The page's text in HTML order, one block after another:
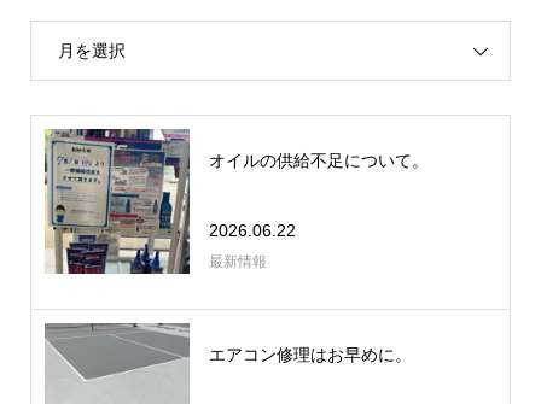
月を選択
オイルの供給不足について。
2026.06.22
最新情報
エアコン修理はお早めに。